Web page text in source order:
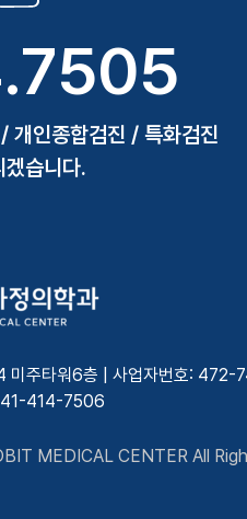
개인종합검진 / 특화검진
습니다.
미주타워6층 | 사업자번호:
414-7506
MEDICAL CENTER All